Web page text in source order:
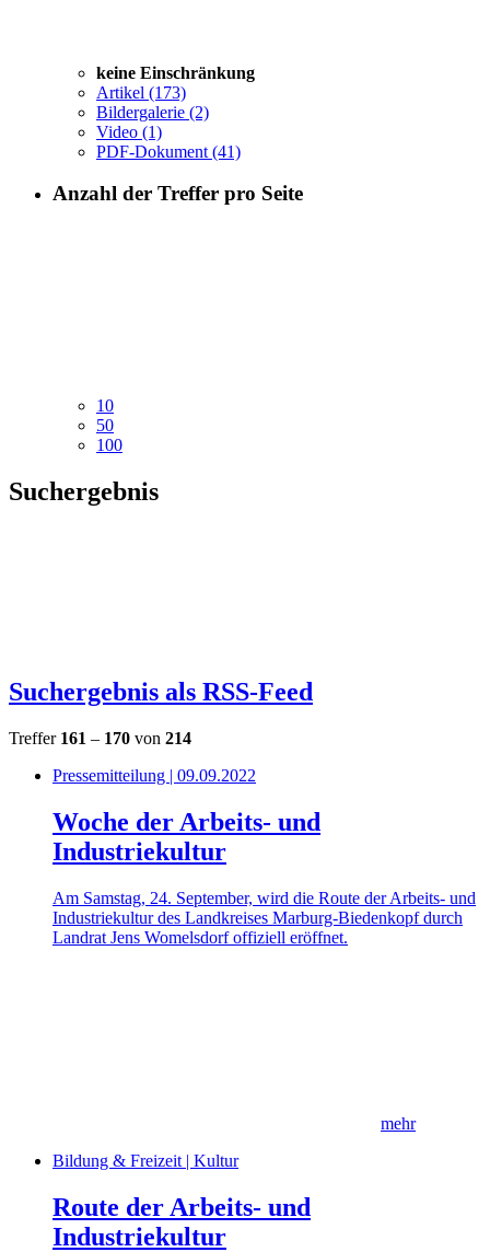
keine Einschränkung
Artikel (173)
Bildergalerie (2)
Video (1)
PDF-Dokument (41)
Anzahl der Treffer pro Seite
10
50
100
Suchergebnis
Suchergebnis als RSS-Feed
Treffer 161 – 170 von 214
Pressemitteilung | 09.09.2022
Woche der Arbeits- und
Industriekultur
Am Samstag, 24. September, wird die Route der Arbeits- und
Industriekultur des Landkreises Marburg-Biedenkopf durch
Landrat Jens Womelsdorf offiziell eröffnet.
mehr
Bildung & Freizeit | Kultur
Route der Arbeits- und
Industriekultur